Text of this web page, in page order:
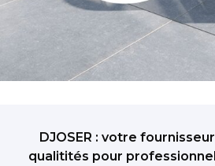
DJOSER : votre
qualitités pour